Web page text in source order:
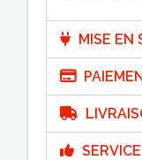
MISE EN